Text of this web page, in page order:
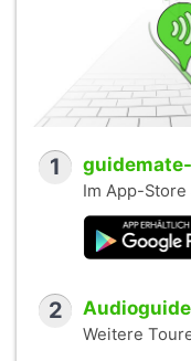
1
Im App-
2
Weitere